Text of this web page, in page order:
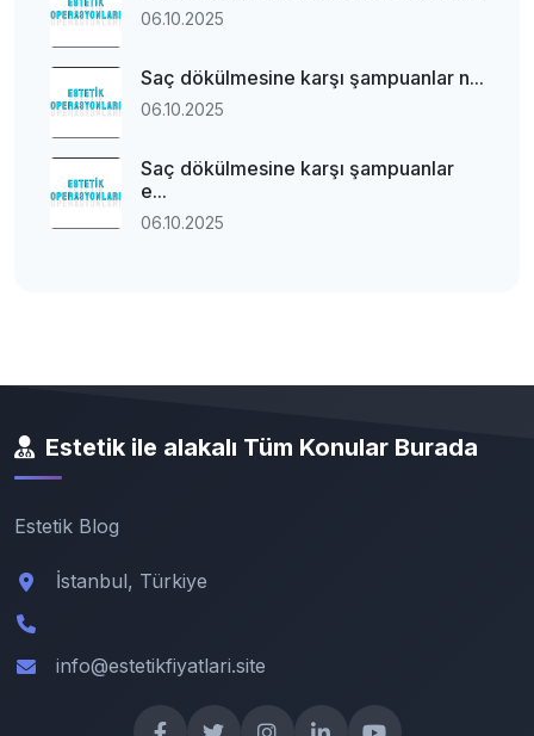
06.10.2025
Saç dökülmesine karşı şampuanlar n...
06.10.2025
Saç dökülmesine karşı şampuanlar
e...
06.10.2025
Estetik ile alakalı Tüm Konular Burada
Estetik Blog
İstanbul, Türkiye
info@estetikfiyatlari.site